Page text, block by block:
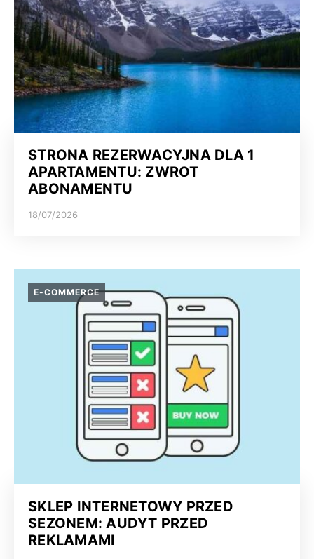
STRONA REZERWACYJNA DLA 1
APARTAMENTU: ZWROT
ABONAMENTU
18/07/2026
E-COMMERCE
SKLEP INTERNETOWY PRZED
SEZONEM: AUDYT PRZED
REKLAMAMI